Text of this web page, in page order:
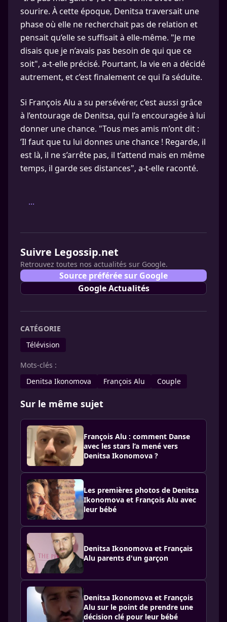
sourire. À cette époque, Denitsa traversait une
phase où elle ne recherchait pas de relation et
pensait qu’elle se suffisait à elle-même. "Je me
disais que je n’avais pas besoin de qui que ce
soit", a-t-elle précisé. Pourtant, la vie en a décidé
autrement, et c’est finalement ce qui l’a séduite.
Si François Alu a su persévérer, c’est aussi grâce
à l’entourage de Denitsa, qui l’a encouragée à lui
donner une chance. "Tous mes amis m’ont dit :
’Il faut que tu lui donnes une chance ! Regarde, il
est là, il ne s’arrête pas, il t’attend mais en même
temps, il garde ses distances", a-t-elle raconté.
...
Suivre Legossip.net
Retrouvez toutes nos actualités sur Google.
Source préférée sur Google
Google Actualités
CATÉGORIE
Télévision
Mots-clés :
Denitsa Ikonomova
François Alu Couple
Sur le même sujet
François Alu : comment Danse
avec les stars l’a mené vers
Denitsa Ikonomova ?
Les premières photos de Denitsa
Ikonomova et François Alu avec
leur bébé
Denitsa Ikonomova et Français
Alu parents d'un garçon
Denitsa Ikonomova et François
Alu sur le point de prendre une
décision clé pour leur bébé